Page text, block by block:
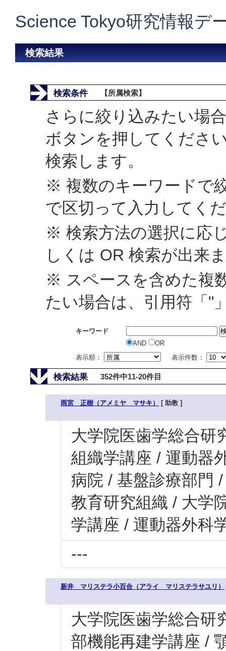
Science Tokyo研究情報デ
検索結果
検索条件 【所属検索】
さらに絞り込みたい場
ボタンを押してくださ
検索します。
※ 複数のキーワードで
で区切って入力してく
※ 検索方法の選択に応
しくは OR 検索が出来
※ スペースを含めた複
たい場合は、引用符「"
キーワード
AND
OR
表示順：
表示件数：
検索結果 352件中11-20件目
雨宮 正樹（アメミヤ マサキ） [ 助教 ]
大学院医歯学総合研
組織学講座 / 運動器
病院 / 基盤診療部門
教育研究組織 / 大学
学講座 / 運動器外科
---
新井 マリステラ小百合（アライ マリステラサユリ）
大学院医歯学総合研
部機能再建学講座 /